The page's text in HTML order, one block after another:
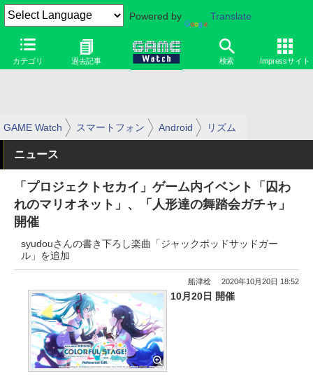
Powered by Translate
カテゴリ 過去記事 検索 Impressサイト
GAME Watch スマートフォン Android リズム
ニュース
「プロジェクトセカイ」ゲーム内イベント「囚わ
れのマリオネット」、「人形達の舞踏会ガチャ」
開催
syudouさんの書き下ろし楽曲「ジャックポッドサッドガー
ル」を追加
船津稔 2020年10月20日 18:52
10月20日 開催